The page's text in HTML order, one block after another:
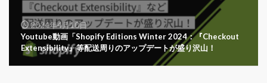
2024年4月10日
Youtube動画「Shopify Editions Winter 2024：『Checkout
Extensibility』等配送周りのアップデートが盛り沢山！